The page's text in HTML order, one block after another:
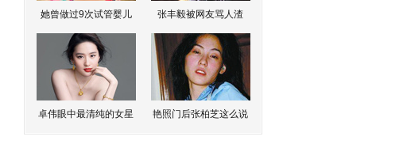
她曾做过9次试管婴儿 张丰毅被网友骂人渣
卓伟眼中最清纯的女星 艳照门后张柏芝这么说